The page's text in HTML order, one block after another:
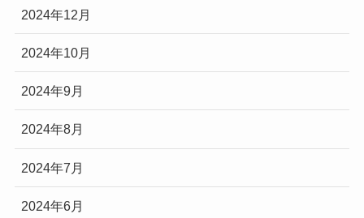
2024年12月
2024年10月
2024年9月
2024年8月
2024年7月
2024年6月